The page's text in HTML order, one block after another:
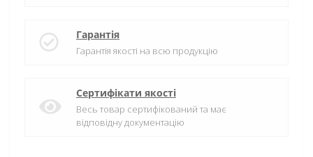
Гарантія
Гарантія якості на всю продукцію
Сертифікати якості
Весь товар сертифікований та має
відповідну документацію